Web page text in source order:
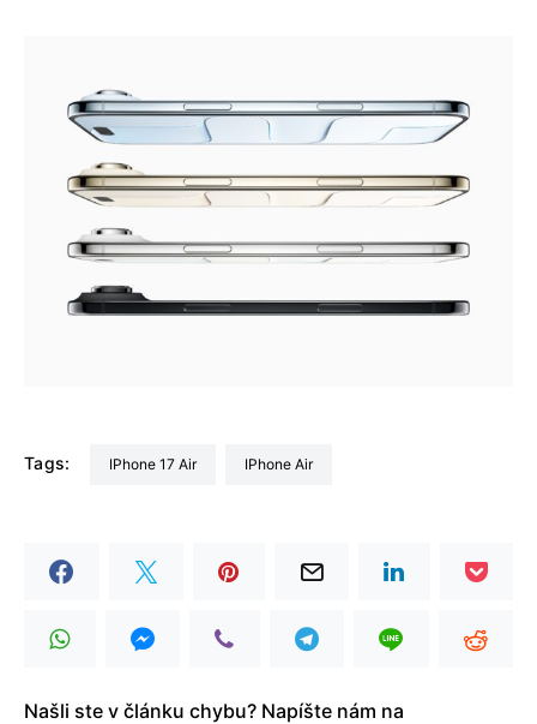
Tags: iPhone 17 Air iPhone Air
Našli ste v článku chybu? Napíšte nám na